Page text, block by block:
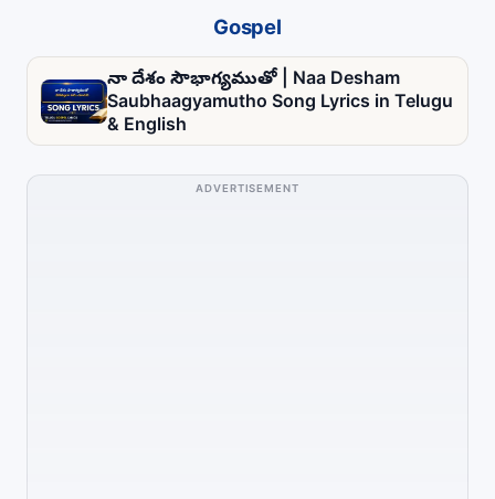
Gospel
నా దేశం సౌభాగ్యముతో | Naa Desham
Saubhaagyamutho Song Lyrics in Telugu
& English
ADVERTISEMENT